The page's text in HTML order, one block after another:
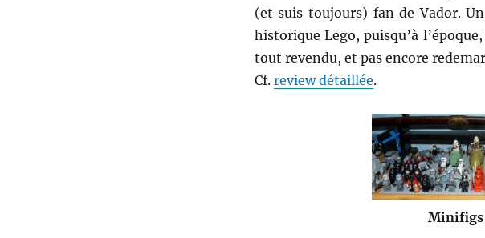
(et suis toujours) fan de Vador.
historique Lego, puisqu’à
tout revendu, et pas encore
Cf. review détaillée.
Minifigs